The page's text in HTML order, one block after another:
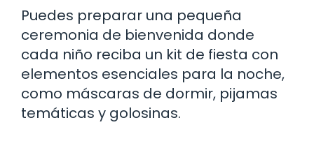
Puedes preparar una pequeña
ceremonia de bienvenida donde
cada niño reciba un kit de fiesta con
elementos esenciales para la noche,
como máscaras de dormir, pijamas
temáticas y golosinas.